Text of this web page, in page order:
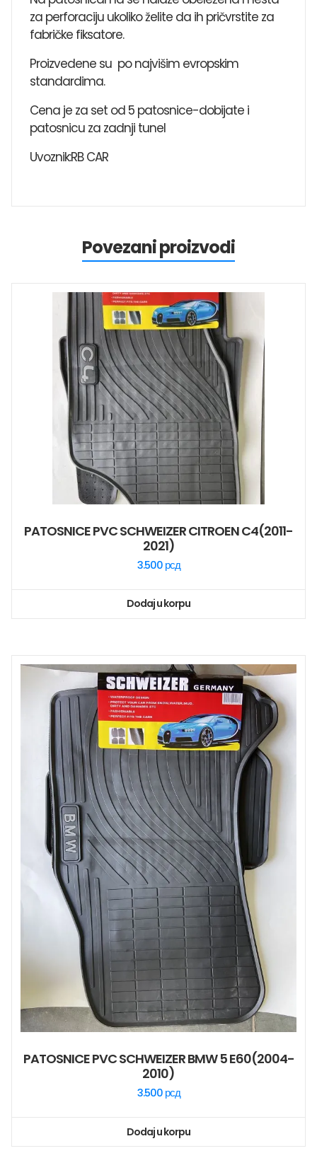
za perforaciju ukoliko želite da ih pričvrstite za
fabričke fiksatore.
Proizvedene su po najvišim evropskim
standardima.
Cena je za set od 5 patosnice-dobijate i
patosnicu za zadnji tunel
Uvoznik:RB CAR
Povezani proizvodi
PATOSNICE PVC SCHWEIZER CITROEN C4(2011-
2021)
3.500 рсд
Dodaj u korpu
PATOSNICE PVC SCHWEIZER BMW 5 E60(2004-
2010)
3.500 рсд
Dodaj u korpu